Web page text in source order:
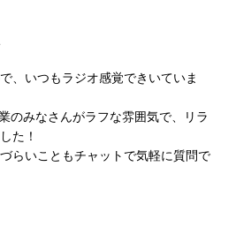
、いつもラジオ感覚できいていま
のみなさんがラフな雰囲気で、リラ
た！
らいこともチャットで気軽に質問で